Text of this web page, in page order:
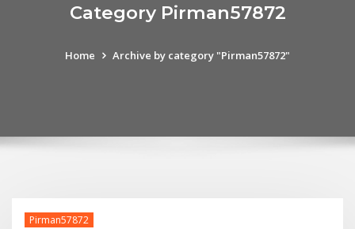
Category Pirman57872
Home Archive by category "Pirman57872"
Pirman57872